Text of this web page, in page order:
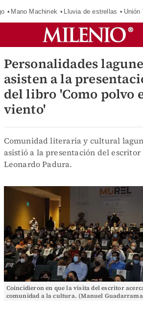
Mano Machinek Lluvia de estrellas Unión
Personalidades
asisten a la
del libro 'Como polvo
viento'
Comunidad literaria y cultural
asistió a la presentación del escritor
Leonardo Padura.
Coincidieron en que la visita del escritor
comunidad a la cultura. (Manuel